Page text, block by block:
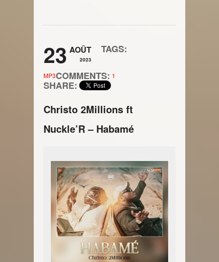
23 AOÛT
2023
TAGS:
MP3COMMENTS: 1
SHARE:
Christo 2Millions ft
Nuckle’R – Habamé